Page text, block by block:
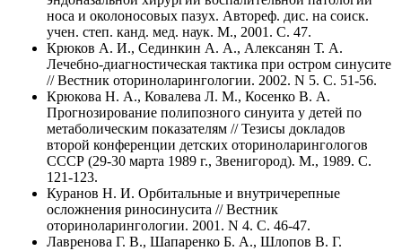
носа и околоносовых пазух. Автореф. дис. на соиск.
учен. степ. канд. мед. наук. М., 2001. C. 47.
Крюков А. И., Сединкин А. А., Алексанян Т. А.
Лечебно-диагностическая тактика при остром синусите
// Вестник оториноларингологии. 2002. N 5. C. 51-56.
Крюкова Н. А., Ковалева Л. М., Косенко В. А.
Прогнозирование полипозного синуита у детей по
метаболическим показателям // Тезисы докладов
второй конференции детских оториноларингологов
СССР (29-30 марта 1989 г., Звенигород). М., 1989. C.
121-123.
Куранов Н. И. Орбитальные и внутричерепные
осложнения риносинусита // Вестник
оториноларингологии. 2001. N 4. C. 46-47.
Лавренова Г. В., Шапаренко Б. А., Шлопов В. Г.